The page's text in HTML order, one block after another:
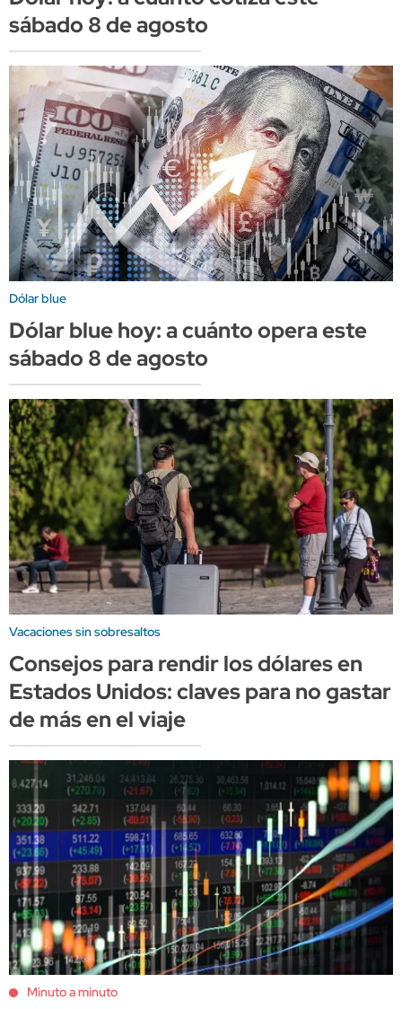
sábado 8 de agosto
Dólar blue
Dólar blue hoy: a cuánto opera este
sábado 8 de agosto
Vacaciones sin sobresaltos
Consejos para rendir los dólares en
Estados Unidos: claves para no gastar
de más en el viaje
Minuto a minuto